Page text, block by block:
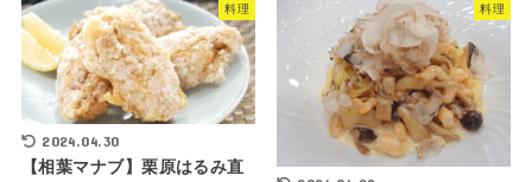
料理
2024.04.30
【相葉マナブ】栗原はるみ直
料理